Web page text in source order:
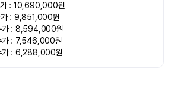
가 : 10,690,000원
가 : 9,851,000원
가 : 8,594,000원
가 : 7,546,000원
가 : 6,288,000원